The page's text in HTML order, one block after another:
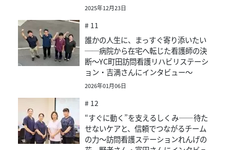
2025年12月23日
# 11
誰かの人生に、まっすぐ寄り添いたい
──病院から在宅へ転じた看護師の決
断～YC町田訪問看護リハビリステーシ
ョン・吉満さんにインタビュー～
2026年01月06日
# 12
“すぐに動く”を支えるしくみ――待た
せないケアと、信頼でつながるチーム
の力～訪問看護ステーションれんげの